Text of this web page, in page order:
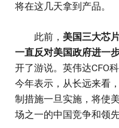
将在这几天拿到产品。
此前， 美国三大芯
一直反对美国政府进一
开了游说。英伟达CFO
今年表示，从长远来看
制措施一旦实施，将使
场之一的中国竞争和领先